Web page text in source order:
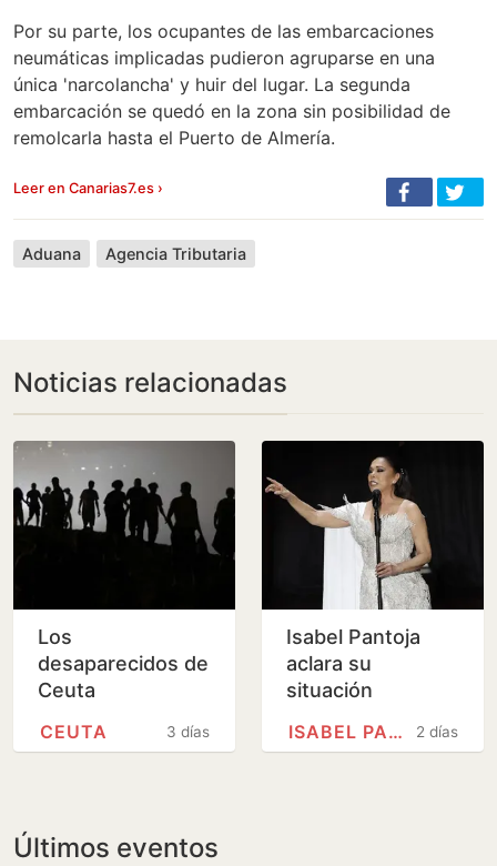
Por su parte, los ocupantes de las embarcaciones
neumáticas implicadas pudieron agruparse en una
única 'narcolancha' y huir del lugar. La segunda
embarcación se quedó en la zona sin posibilidad de
remolcarla hasta el Puerto de Almería.
Leer en Canarias7.es ›
Aduana Agencia Tributaria
Noticias relacionadas
Los
desaparecidos de
Ceuta
3 días
CEUTA
Isabel Pantoja
aclara su
situación
revés de la
2 días
ISABEL PANTOJA
Últimos eventos